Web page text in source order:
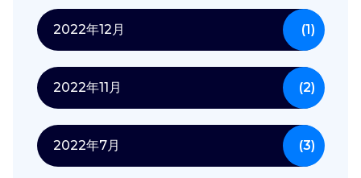
2022年12月 (1)
2022年11月 (2)
2022年7月 (3)